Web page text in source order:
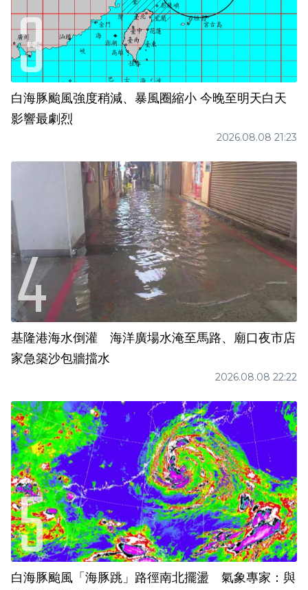
白海豚颱風強度稍減、暴風圈縮小 今晚至明天白天
影響最劇烈
2026.08.08 21:23
基隆港海水倒灌 海洋廣場水淹至馬路、廟口夜市店
家急築沙包牆擋水
2026.08.08 22:22
白海豚颱風「海豚跳」路徑南北擺盪 氣象專家：與